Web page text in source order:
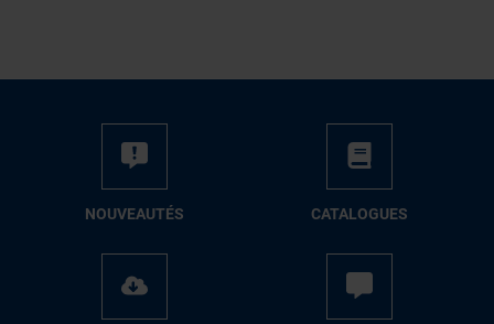
NOUVEAUTÉS CATALOGUES